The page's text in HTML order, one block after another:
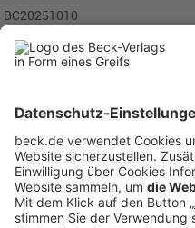
BC20251010
Anzeigen